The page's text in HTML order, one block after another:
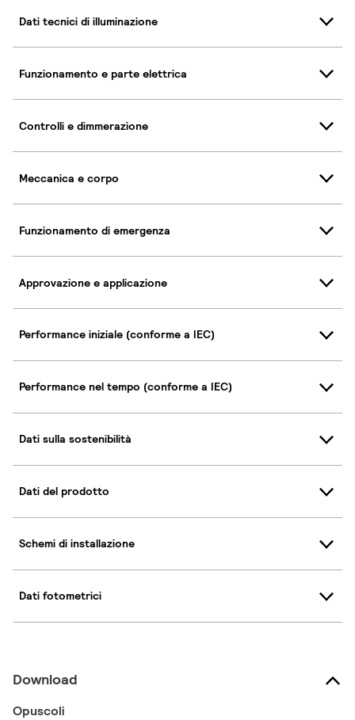
Dati tecnici di illuminazione
Funzionamento e parte elettrica
Controlli e dimmerazione
Meccanica e corpo
Funzionamento di emergenza
Approvazione e applicazione
Performance iniziale (conforme a IEC)
Performance nel tempo (conforme a IEC)
Dati sulla sostenibilità
Dati del prodotto
Schemi di installazione
Dati fotometrici
Download
Opuscoli